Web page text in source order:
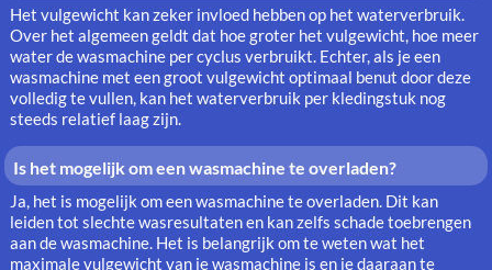
Het vulgewicht kan zeker invloed hebben op het waterverbruik.
Over het algemeen geldt dat hoe groter het vulgewicht, hoe meer
water de wasmachine per cyclus verbruikt. Echter, als je een
wasmachine met een groot vulgewicht optimaal benut door deze
volledig te vullen, kan het waterverbruik per kledingstuk nog
steeds relatief laag zijn.
Is het mogelijk om een wasmachine te overladen?
Ja, het is mogelijk om een wasmachine te overladen. Dit kan
leiden tot slechte wasresultaten en kan zelfs schade toebrengen
aan de wasmachine. Het is belangrijk om te weten wat het
maximale vulgewicht van je wasmachine is en je daaraan te